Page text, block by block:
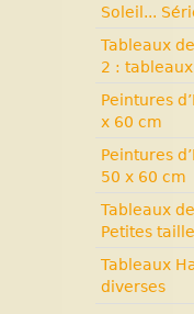
Soleil...
Tableaux
2 :
Peintures
x 60 cm
Peintures
50 x 60 cm
Tableaux
Petites
Tableaux
diverses